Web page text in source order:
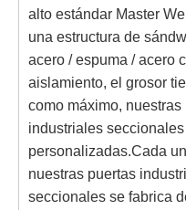
alto estándar Master
una estructura de
acero / espuma / acero
aislamiento, el grosor
como máximo, nuestras
industriales
personalizadas.Cada
nuestras puertas
seccionales se fabrica